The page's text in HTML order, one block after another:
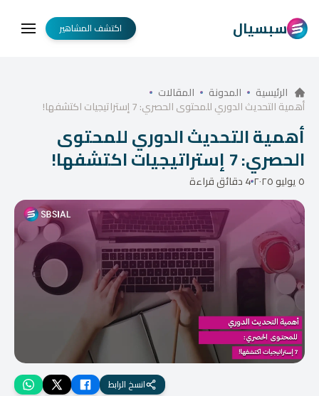
سبسيال اكتشف المشاهير
الرئيسية المدونة المقالات
أهمية التحديث الدوري للمحتوى الحصري: 7 إستراتيجيات اكتشفها!
أهمية التحديث الدوري للمحتوى
الحصري: 7 إستراتيجيات اكتشفها!
٥ يوليو ٢٠٢٥ 4 دقائق قراءة
انسخ الرابط